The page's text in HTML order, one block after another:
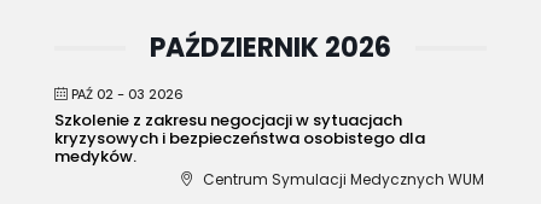
PAŹDZIERNIK 2026
PAŹ 02 - 03 2026
Szkolenie z zakresu negocjacji w sytuacjach
kryzysowych i bezpieczeństwa osobistego dla
medyków.
Centrum Symulacji Medycznych WUM